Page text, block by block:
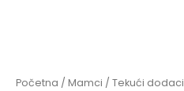
Početna / Mamci / Tekući dodaci
500ml